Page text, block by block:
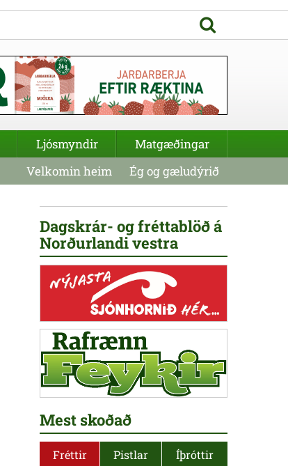
Dagskrár- og fréttablöð á
Norðurlandi vestra
Mest skoðað
Fréttir Pistlar Íþróttir
Ljósmyndir
Matgæðingar
Velkomin heim Ég og gæludýrið